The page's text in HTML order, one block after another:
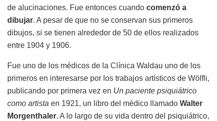
de alucinaciones. Fue entonces cuando comenzó a
dibujar. A pesar de que no se conservan sus primeros
dibujos, si se tienen alrededor de 50 de ellos realizados
entre 1904 y 1906.
Fue uno de los médicos de la Clínica Waldau uno de los
primeros en interesarse por los trabajos artísticos de Wölfli,
publicando por primera vez en Un paciente psiquiátrico
como artista en 1921, un libro del médico llamado Walter
Morgenthaler. A lo largo de su vida dentro del psiquiátrico,